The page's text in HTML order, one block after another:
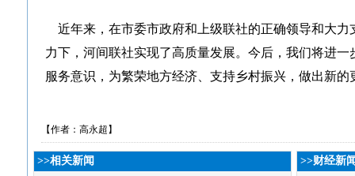
近年来，在市委市政府和上级联社的正确领导和大力
力下，河间联社实现了高质量发展。今后，我们将进
服务意识，为繁荣地方经济、支持乡村振兴，做出新的
【作者：高永超】
>>相关新闻 >>财经新